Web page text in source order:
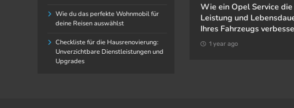
Wie du das perfekte Wohnmobil für
deine Reisen auswählst
Checkliste für die Hausrenovierung:
Unverzichtbare Dienstleistungen und
Upgrades
Dienstleistungen für die
Gesundheit, Sicherheit und das
Wohlbefinden Ihres Haustieres
1 year ago
Wie ein Opel Service die
Leistung und
Ihres Fahrzeugs
1 year ago